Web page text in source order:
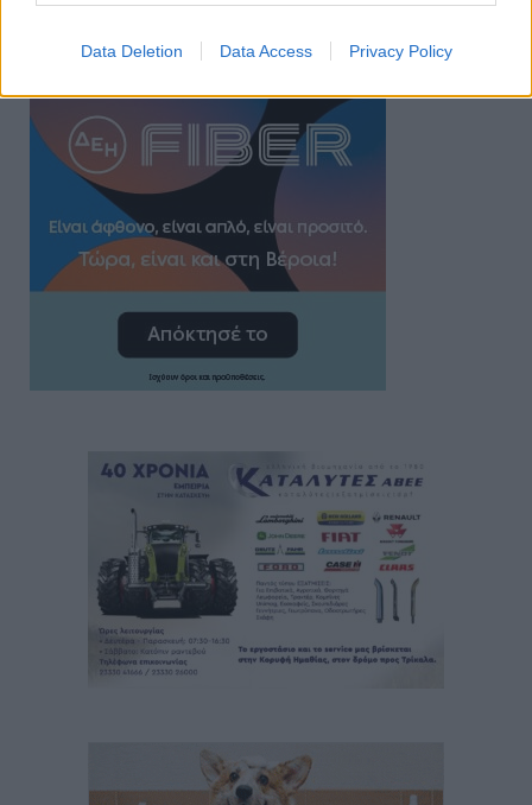
Data Deletion Data Access Privacy Policy